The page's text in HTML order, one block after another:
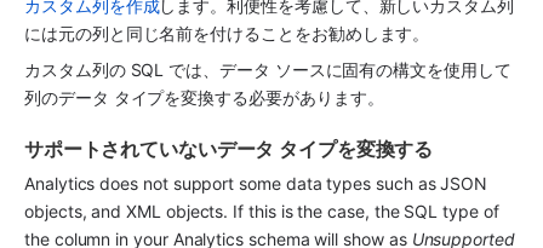
カスタム列を作成します。利便性を考慮して、新しいカスタム列
には元の列と同じ名前を付けることをお勧めします。
カスタム列の SQL では、データ ソースに固有の構文を使用して
列のデータ タイプを変換する必要があります。
サポートされていないデータ タイプを変換する
Analytics does not support some data types such as JSON
objects, and XML objects. If this is the case, the SQL type of
the column in your Analytics schema will show as Unsupported